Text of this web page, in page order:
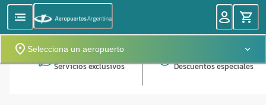
Selecciona un aeropuerto
Servicios exclusivos Descuentos especiales